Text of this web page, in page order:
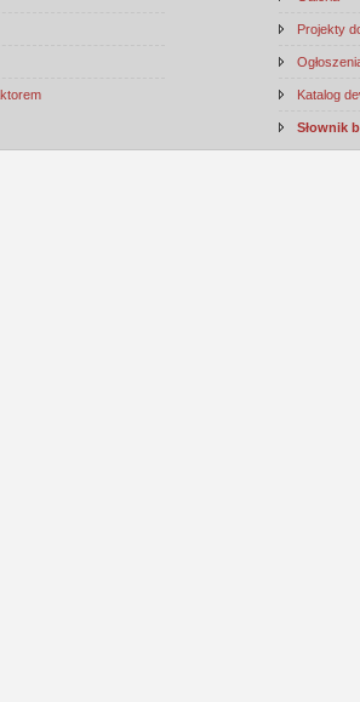
Projekty
Katalog
Słownik